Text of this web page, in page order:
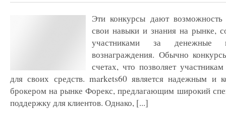
Эти конкурсы дают возможность
свои навыки и знания на рынке,
участниками за
вознаграждения. Обычно
счетах, что позволяет
для своих средств. markets60 является надежным и
брокером на рынке Форекс, предлагающим широкий
поддержку для клиентов. Однако, [...]